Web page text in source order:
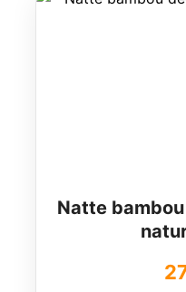
Natte